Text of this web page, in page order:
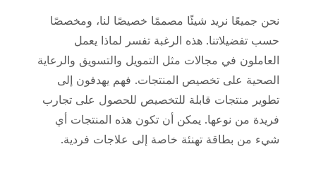
نحن جميعًا نريد شيئًا مصممًا خصيصًا لنا، ومخصصًا
حسب تفضيلاتنا. هذه الرغبة تفسر لماذا يعمل
العاملون في مجالات مثل التمويل والتسويق والرعاية
الصحية على تخصيص المنتجات. فهم يهدفون إلى
تطوير منتجات قابلة للتخصيص للحصول على تجارب
فريدة من نوعها. يمكن أن تكون هذه المنتجات أي
شيء من بطاقة تهنئة خاصة إلى علاجات فردية.